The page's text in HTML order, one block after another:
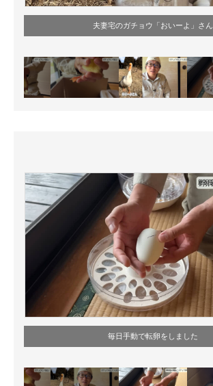
夫妻宅のガチョウ「おいーよ」さん
毎日手動で転卵をしました